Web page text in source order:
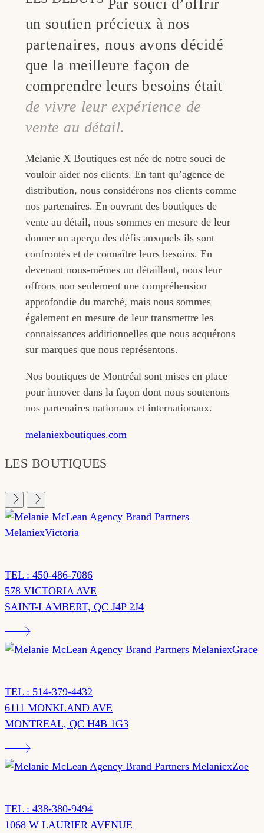
un soutien précieux à nos
partenaires, nous avons décidé
que la meilleure façon de
comprendre leurs besoins était
de vivre leur expérience de
vente au détail.
Melanie X Boutiques est née de notre souci de
vouloir aider nos clients. En tant qu’agence de
distribution, nous considérons nos clients comme
nos partenaires. En ouvrant des boutiques de
vente au détail, nous sommes en mesure de leur
donner un aperçu des défis auxquels ils sont
confrontés et de connaître leurs besoins. En
devenant nous-mêmes un détaillant, nous leur
offrons non seulement une compréhension
approfondie du marché, mais nous sommes
également en mesure de leur transmettre les
connaissances additionnelles que nous acquérons
sur marques que nous représentons.
Nos boutiques de Montréal sont mises en place
pour innover dans la façon dont nous soutenons
nos partenaires nationaux et internationaux.
melaniexboutiques.com
LES BOUTIQUES
TEL : 450-486-7086
578 VICTORIA AVE
SAINT-LAMBERT, QC J4P 2J4
TEL : 514-379-4432
6111 MONKLAND AVE
MONTREAL, QC H4B 1G3
TEL : 438-380-9494
1068 W LAURIER AVENUE